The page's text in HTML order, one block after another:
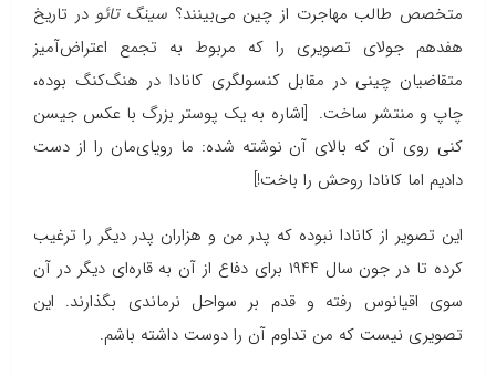
متخصص طالب مهاجرت از چین می‌بینند؟‌ سینگ تائو در تاریخ
هفدهم جولای تصویری را که مربوط به تجمع اعتراض‌آمیز
متقاضیان چینی در مقابل کنسولگری کانادا در هنگ‌کنگ بوده،
چاپ و منتشر ساخت. [اشاره به یک پوستر بزرگ با عکس جیسن
کنی روی آن که بالای آن نوشته شده: ما رویای‌مان را از دست
دادیم اما کانادا روحش را باخت!]
این تصویر از کانادا نبوده که پدر من و هزاران پدر دیگر را ترغیب
کرده تا در جون سال ۱۹۴۴ برای دفاع از آن به قاره‌ای دیگر در آن
سوی اقیانوس رفته و قدم بر سواحل نرماندی بگذارند. این
تصویری نیست که من تداوم آن را دوست داشته باشم.